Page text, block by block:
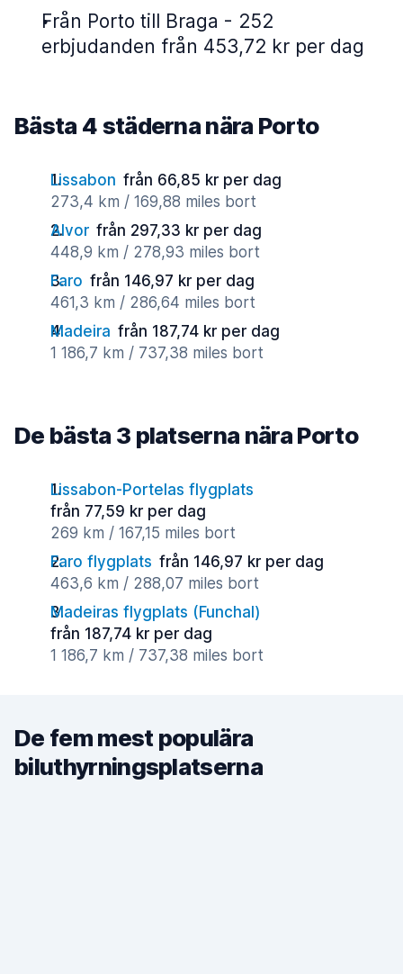
Från Porto till Braga - 252
erbjudanden från 453,72 kr per dag
Bästa 4 städerna nära Porto
Lissabon från 66,85 kr per dag
273,4 km / 169,88 miles bort
Alvor från 297,33 kr per dag
448,9 km / 278,93 miles bort
Faro från 146,97 kr per dag
461,3 km / 286,64 miles bort
Madeira från 187,74 kr per dag
1 186,7 km / 737,38 miles bort
De bästa 3 platserna nära Porto
Lissabon-Portelas flygplats
från 77,59 kr per dag
269 km / 167,15 miles bort
Faro flygplats från 146,97 kr per dag
463,6 km / 288,07 miles bort
Madeiras flygplats (Funchal)
från 187,74 kr per dag
1 186,7 km / 737,38 miles bort
De fem mest populära
biluthyrningsplatserna